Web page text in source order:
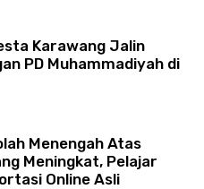
Karawang Jalin
PD Muhammadiyah di
Menengah Atas
Meningkat, Pelajar
Online Asli